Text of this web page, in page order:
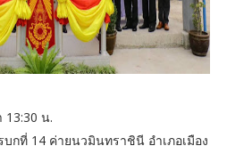
13:30 น.
ที่ 14 ค่ายนวมินทราชินี อำเภอเมือง